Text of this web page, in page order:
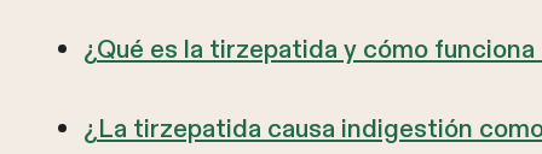
¿Qué es la tirzepatida y cómo
¿La tirzepatida causa indigestión